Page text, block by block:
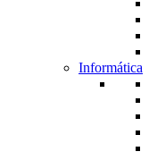
Informática